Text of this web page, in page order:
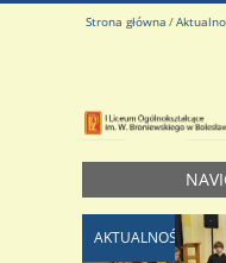
Strona główna
AKTUALNOŚCI